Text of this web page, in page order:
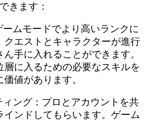
きます：
ムモードでより高いランクに
エストとキャラクターが進行
手に入れることができます。
に入るための必要なスキルを
値があります。
ング：プロとアカウントを共
ンドしてもらいます。ゲーム